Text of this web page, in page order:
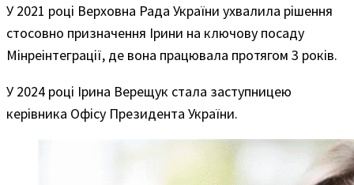
У 2021 році Верховна Рада України ухвалила рішення
стосовно призначення Ірини на ключову посаду
Мінреінтеграції, де вона працювала протягом 3 років.
У 2024 році Ірина Верещук стала заступницею
керівника Офісу Президента України.